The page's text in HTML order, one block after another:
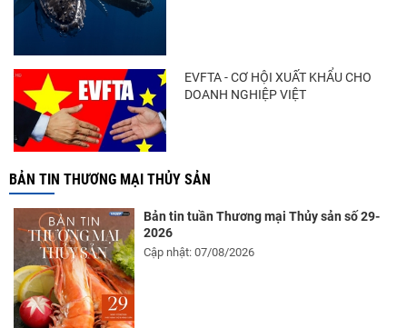
Trung Quốc tăng mạnh nhập khẩu mực,
EVFTA - CƠ HỘI XUẤT KHẨU CHO
DOANH NGHIỆP VIỆT
BẢN TIN THƯƠNG MẠI THỦY SẢN
Bản tin tuần Thương mại Thủy sản số 29-
2026
Cập nhật: 07/08/2026